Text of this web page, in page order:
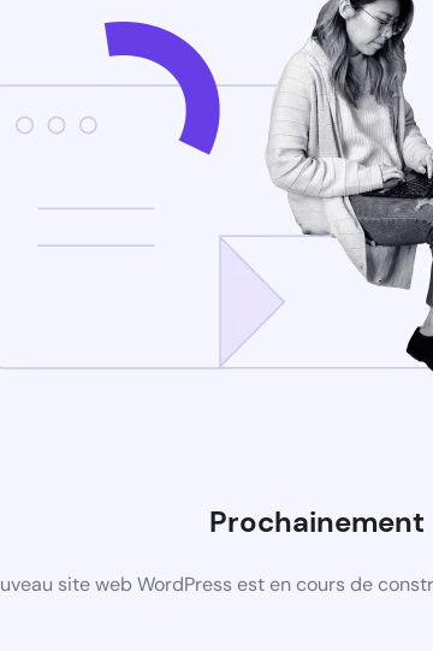
Prochainement
site web WordPress est en cours de